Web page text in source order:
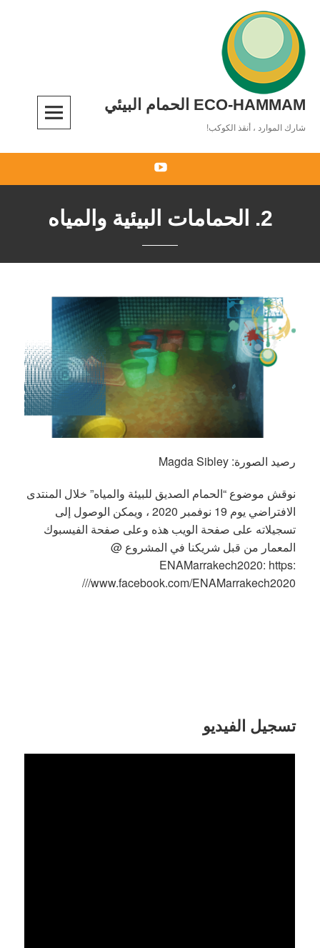
content
ECO-HAMMAM الحمام البيئي
شارك الموارد ، أنقذ الكوكب!
You
Tube
2. الحمامات البيئية والمياه
رصيد الصورة: Magda Sibley
نوقش موضوع “الحمام الصديق للبيئة والمياه” خلال المنتدى
الافتراضي يوم 19 نوفمبر 2020 ، ويمكن الوصول إلى
تسجيلاته على صفحة الويب هذه وعلى صفحة الفيسبوك
المعمار من قبل شريكنا في المشروع @
ENAMarrakech2020: https:
//www.facebook.com/ENAMarrakech2020/
تسجيل الفيديو